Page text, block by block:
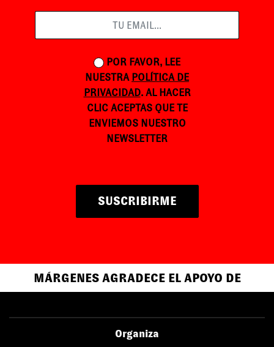
POR FAVOR, LEE
NUESTRA POLÍTICA DE
PRIVACIDAD. AL HACER
CLIC ACEPTAS QUE TE
ENVIEMOS NUESTRO
NEWSLETTER
SUSCRIBIRME
MÁRGENES AGRADECE EL APOYO DE
Organiza